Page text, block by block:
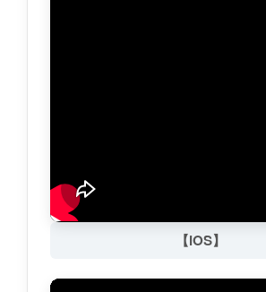
【iOS】